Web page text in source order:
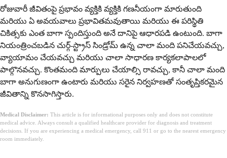
రోజువారీ జీవితంపై ప్రభావం వ్యక్తికి వ్యక్తికి గణనీయంగా మారుతుంది
మరియు ఏ అవయవాలు ప్రభావితమవుతాయి మరియు ఈ పరిస్థితి
చికిత్సకు ఎంత బాగా స్పందిస్తుంది అనే దానిపై ఆధారపడి ఉంటుంది. బాగా
నియంత్రించబడిన చుర్గ్-స్ట్రాస్ సిండ్రోమ్ ఉన్న చాలా మంది పనిచేయవచ్చు,
వ్యాయామం చేయవచ్చు మరియు చాలా సాధారణ కార్యకలాపాలలో
పాల్గొనవచ్చు. కొంతమంది మార్పులు చేయాల్సి రావచ్చు, కానీ చాలా మంది
బాగా అనుగుణంగా ఉంటారు మరియు సరైన నిర్వహణతో సంతృప్తికరమైన
జీవితాన్ని కొనసాగిస్తారు.
Medical Disclaimer: This article is for informational purposes only and does not constitute
medical advice. Always consult a qualified healthcare provider for diagnosis and treatment
decisions. If you are experiencing a medical emergency, call 911 or go to the nearest emergency
room immediately.